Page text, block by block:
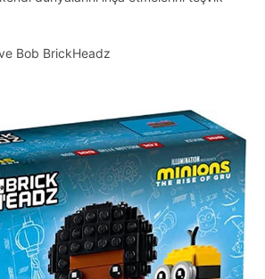
Bob BrickHeadz